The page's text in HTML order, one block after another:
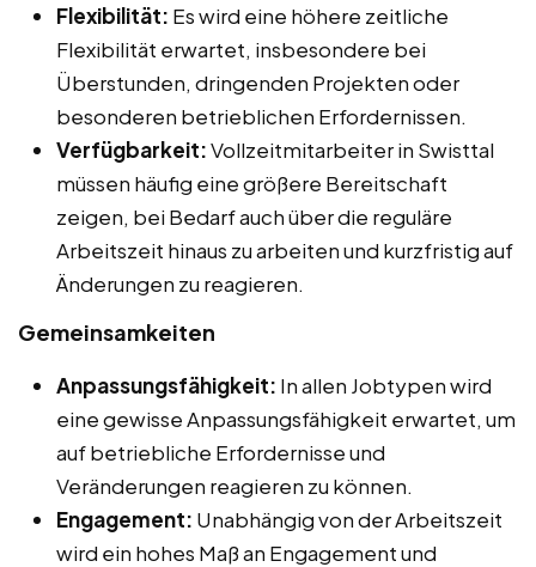
Flexibilität: Es wird eine höhere zeitliche
Flexibilität erwartet, insbesondere bei
Überstunden, dringenden Projekten oder
besonderen betrieblichen Erfordernissen.
Verfügbarkeit:Vollzeitmitarbeiter in Swisttal
müssen häufig eine größere Bereitschaft
zeigen, bei Bedarf auch über die reguläre
Arbeitszeit hinaus zu arbeiten und kurzfristig auf
Änderungen zu reagieren.
Gemeinsamkeiten
Anpassungsfähigkeit: In allen Jobtypen wird
eine gewisse Anpassungsfähigkeit erwartet, um
auf betriebliche Erfordernisse und
Veränderungen reagieren zu können.
Engagement: Unabhängig von der Arbeitszeit
wird ein hohes Maß an Engagement und